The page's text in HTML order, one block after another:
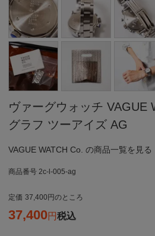
ヴァーグウォッチ VAGUE
グラフ ツーアイズ AG
VAGUE WATCH Co. の商品一覧を見る
商品番号 2c-l-005-ag
定価 37,400 のところ
37,400 税込